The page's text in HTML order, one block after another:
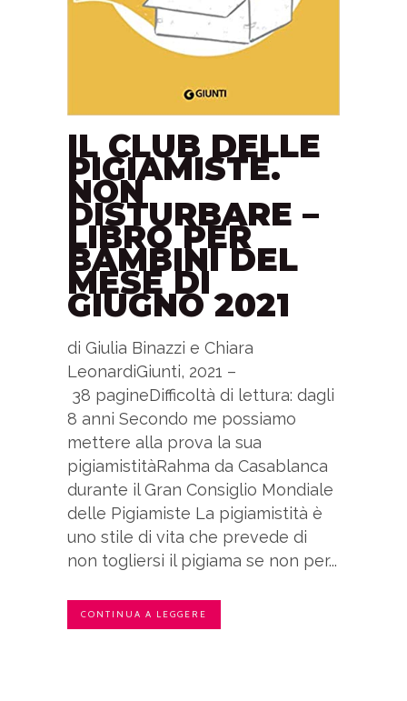
IL CLUB DELLE
PIGIAMISTE.
NON
DISTURBARE –
LIBRO PER
BAMBINI DEL
MESE DI
GIUGNO 2021
di Giulia Binazzi e Chiara
LeonardiGiunti, 2021 –
38 pagineDifficoltà di lettura: dagli
8 anni Secondo me possiamo
mettere alla prova la sua
pigiamistitàRahma da Casablanca
durante il Gran Consiglio Mondiale
delle Pigiamiste La pigiamistità è
uno stile di vita che prevede di
non togliersi il pigiama se non per...
CONTINUA A LEGGERE